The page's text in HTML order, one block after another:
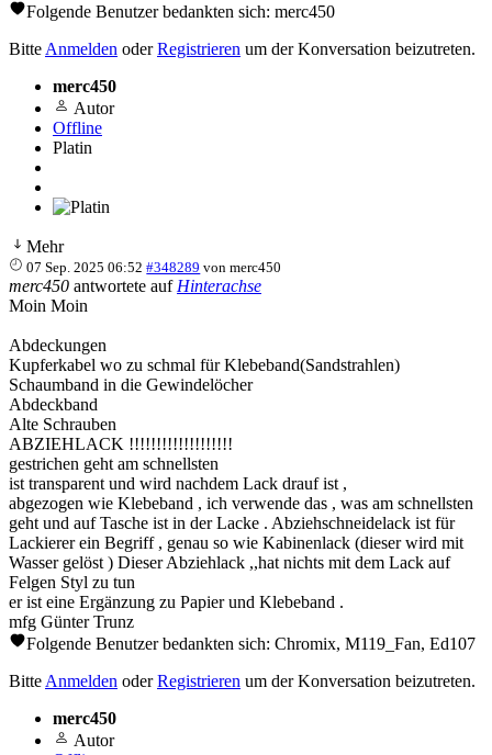
Folgende Benutzer bedankten sich: merc450
Bitte Anmelden oderRegistrieren um der Konversation beizutreten.
merc450
Autor
Offline
Platin
Mehr
07 Sep. 2025 06:52 #348289 vonmerc450
merc450 antwortete auf Hinterachse
Moin Moin
Abdeckungen
Kupferkabel wo zu schmal für Klebeband(Sandstrahlen)
Schaumband in die Gewindelöcher
Abdeckband
Alte Schrauben
ABZIEHLACK !!!!!!!!!!!!!!!!!!!
gestrichen geht am schnellsten
ist transparent und wird nachdem Lack drauf ist ,
abgezogen wie Klebeband , ich verwende das , was am schnellsten
geht und auf Tasche ist in der Lacke . Abziehschneidelack ist für
Lackierer ein Begriff , genau so wie Kabinenlack (dieser wird mit
Wasser gelöst ) Dieser Abziehlack ,,hat nichts mit dem Lack auf
Felgen Styl zu tun
er ist eine Ergänzung zu Papier und Klebeband .
mfg Günter Trunz
Folgende Benutzer bedankten sich: Chromix, M119_Fan, Ed107
Bitte Anmelden oderRegistrieren um der Konversation beizutreten.
merc450
Autor